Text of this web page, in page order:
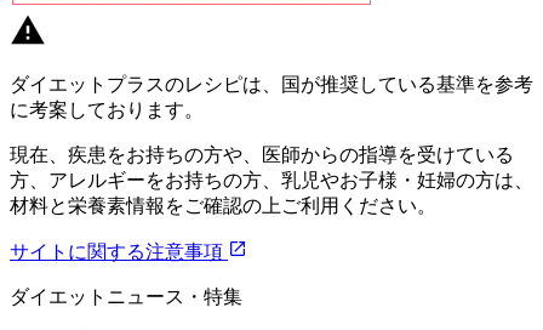
ダイエットプラスのレシピは、国が推奨している基準を参考
に考案しております。
現在、疾患をお持ちの方や、医師からの指導を受けている
方、アレルギーをお持ちの方、乳児やお子様・妊婦の方は、
材料と栄養素情報をご確認の上ご利用ください。
サイトに関する注意事項
ダイエットニュース・特集